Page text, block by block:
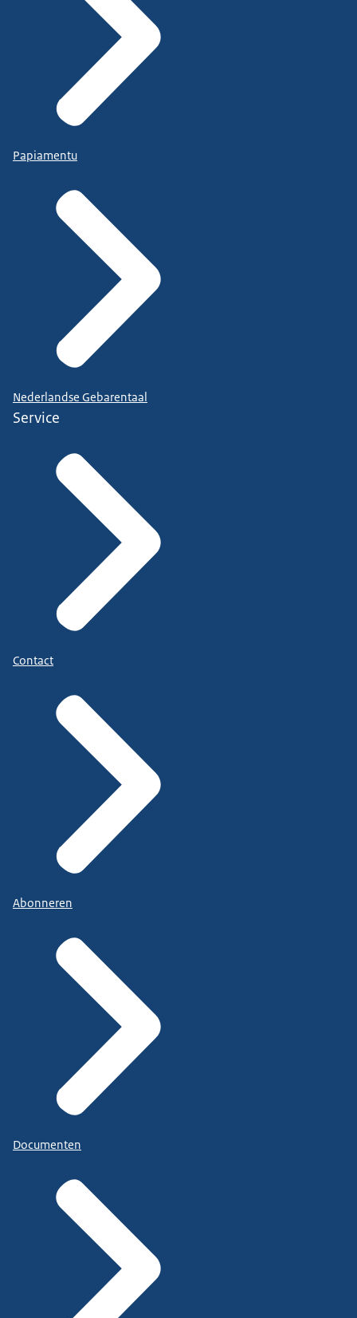
Papiamentu
Nederlandse Gebarentaal
Service
Contact
Abonneren
Documenten